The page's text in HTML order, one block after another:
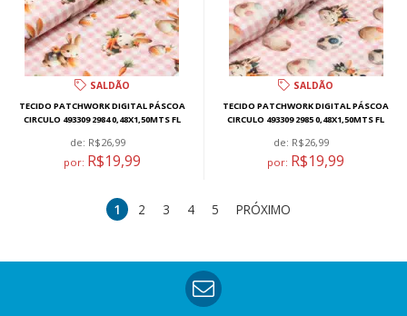
SALDÃO
TECIDO PATCHWORK DIGITAL PÁSCOA
CIRCULO 493309 2984 0,48X1,50MTS FL
de: R$26,99
por: R$19,99
SALDÃO
TECIDO PATCHWORK DIGITAL PÁSCOA
CIRCULO 493309 2985 0,48X1,50MTS FL
de: R$26,99
por: R$19,99
1 2 3 4 5 PRÓXIMO